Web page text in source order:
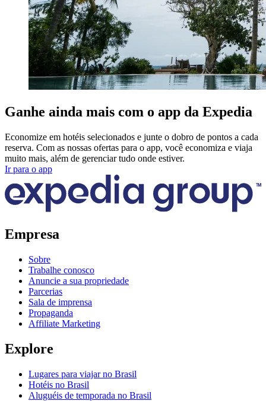
Ganhe ainda mais com o app da Expedia
Economize em hotéis selecionados e junte o dobro de pontos a cada
reserva. Com as nossas ofertas para o app, você economiza e viaja
muito mais, além de gerenciar tudo onde estiver.
Ir para o app
Empresa
Sobre
Trabalhe conosco
Anuncie a sua propriedade
Parcerias
Sala de imprensa
Propaganda
Affiliate Marketing
Explore
Lugares para viajar no Brasil
Hotéis no Brasil
Aluguéis de temporada no Brasil